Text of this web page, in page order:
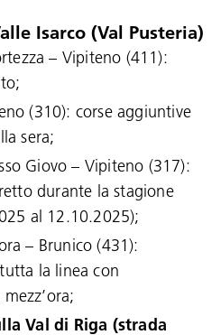
Isarco (Val Pusteria)
– Vipiteno (411):
(310): corse aggiuntive
sera;
Giovo – Vipiteno (317):
durante la stagione
al 12.10.2025);
– Brunico (431):
la linea con
Val di Riga (strada